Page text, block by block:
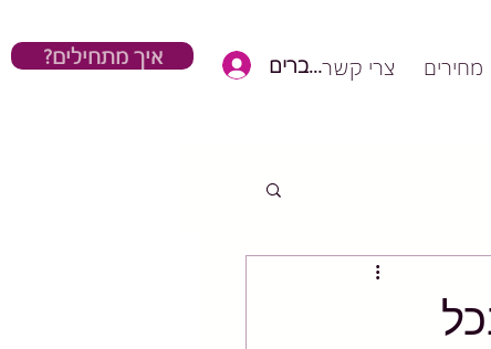
?איך מתחילים כניסת חברים מחירים צרי קשר